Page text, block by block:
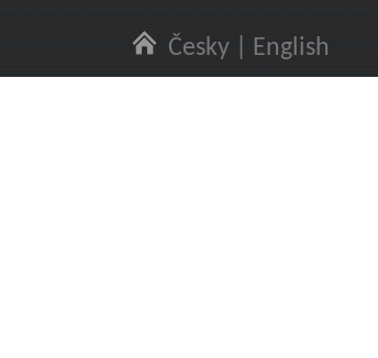
Česky English